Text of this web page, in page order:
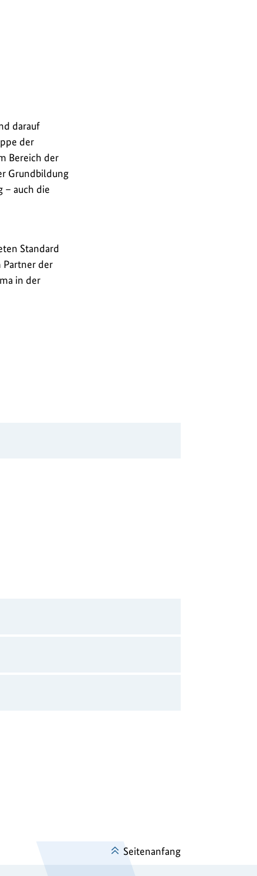
darauf
der
Bereich der
Grundbildung
– auch die
Standard
Partner der
in der
Seitenanfang